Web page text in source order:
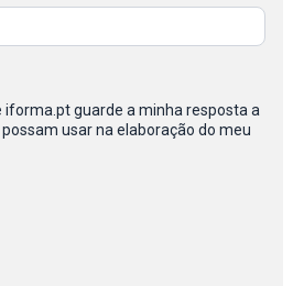
usar na elaboração do meu